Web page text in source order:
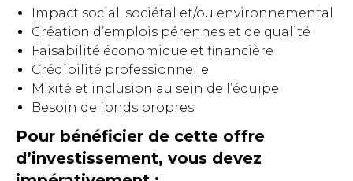
Impact social, sociétal et/ou environnemental
Création d’emplois pérennes et de qualité
Faisabilité économique et financière
Crédibilité professionnelle
Mixité et inclusion au sein de l’équipe
Besoin de fonds propres
Pour bénéficier de cette offre
d’investissement, vous devez